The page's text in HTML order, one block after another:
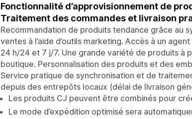
Fonctionnalité d’approvisionnement de
Traitement des commandes et livraison
Recommandation de produits tendance grâce au
ventes à l’aide d’outils marketing. Accès à un
24 h/24 et 7 j/7. Une grande variété de produits à
boutique. Personnalisation des produits et des
Service pratique de synchronisation et de
depuis des entrepôts locaux (délai de livraison
Les produits CJ peuvent être combinés pour
Le mode d’expédition optimisé sera